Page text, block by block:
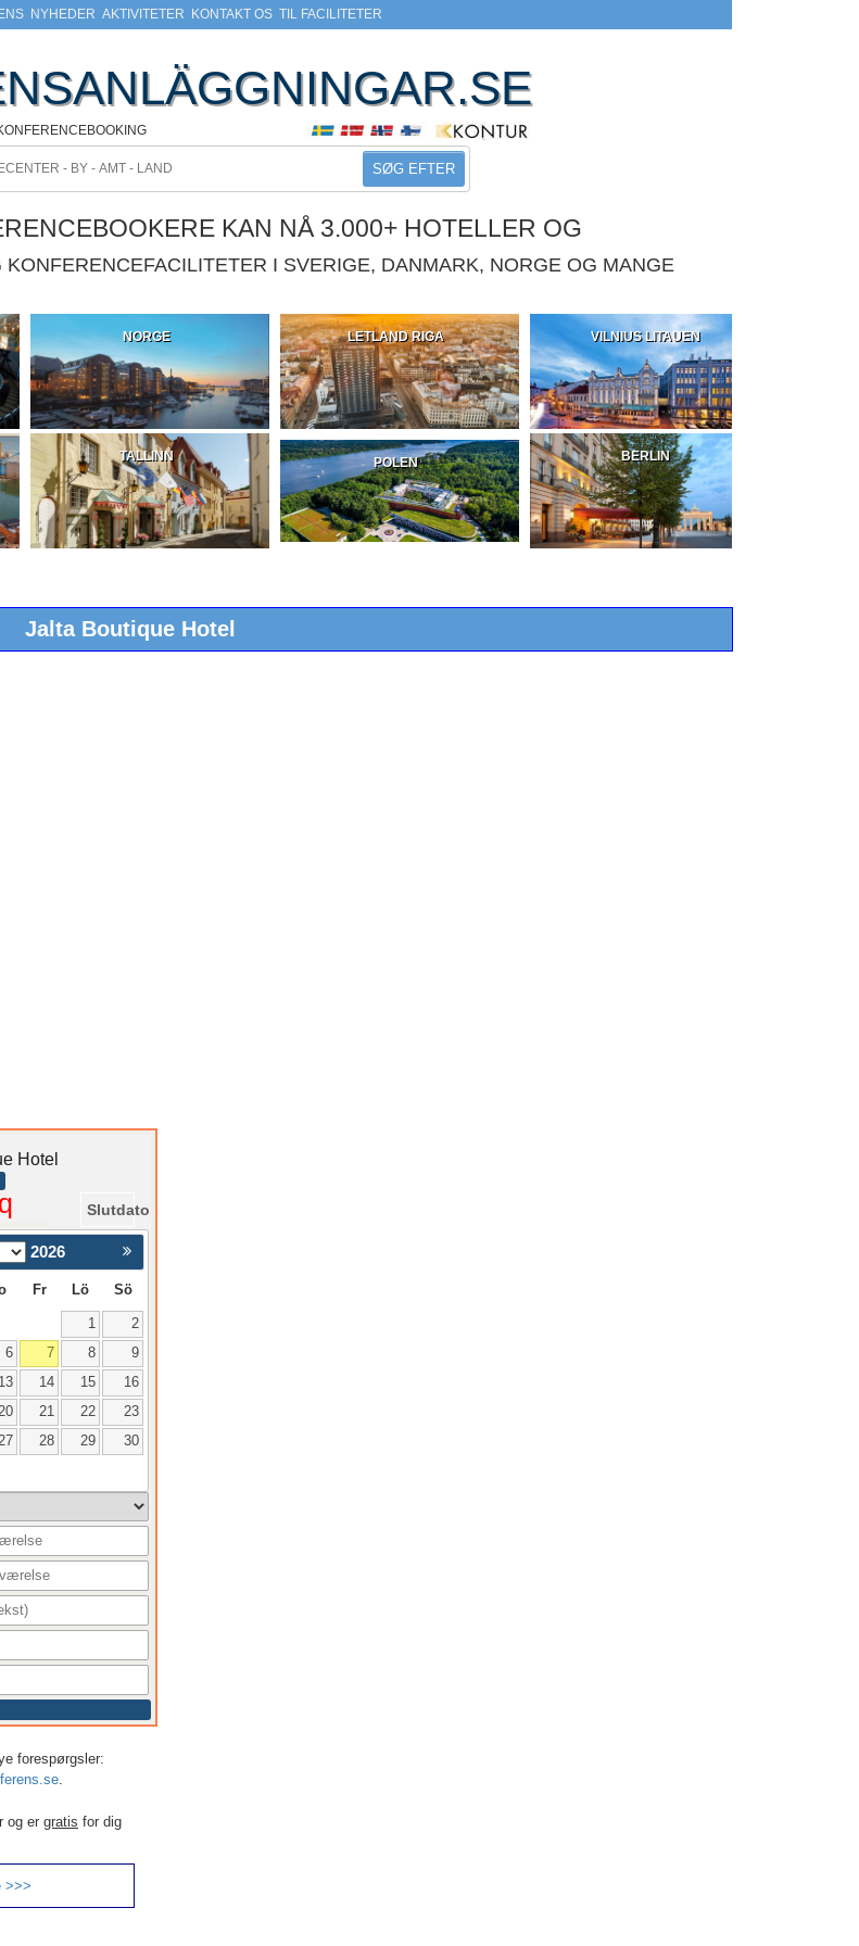
NYHEDER AKTIVITETER KONTAKT OS TIL FACILITETER
SØG EFTER
KAN NÅ 3.000+ HOTELLER OG
KONFERENCEFACILITETER I SVERIGE, DANMARK, NORGE OG MANGE
NORGE LETLAND RIGA VILNIUS LITAUEN
TALLINN POLEN BERLIN
Jalta Boutique Hotel
Hotel
Slutdato
Nästa >
2026
Fr Lö Sö
1
2
6 7 8
9
13 14 15
16
21 22
23
28 29
30
forespørgsler:
.
og er gratis for dig
>>>